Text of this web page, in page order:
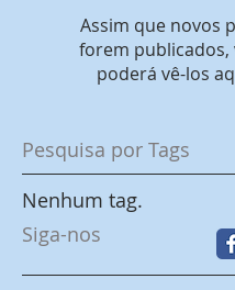
Assim que novos
forem publicados,
poderá vê-los
Pesquisa por Tags
Nenhum tag.
Siga-nos